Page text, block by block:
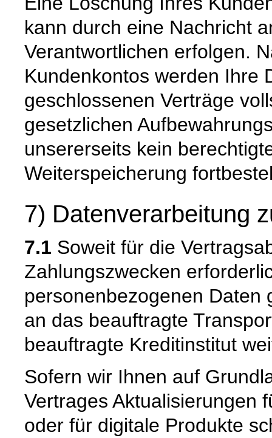
kann durch eine Nachricht
Verantwortlichen erfolgen.
Kundenkontos werden Ihre
geschlossenen Verträge
gesetzlichen
unsererseits kein
Weiterspeicherung
7) Datenverarbeitung
7.1 Soweit für die
Zahlungszwecken
personenbezogenen Daten
an das beauftragte
beauftragte Kreditinstitut
Sofern wir Ihnen auf
Vertrages Aktualisierungen
oder für digitale Produkte